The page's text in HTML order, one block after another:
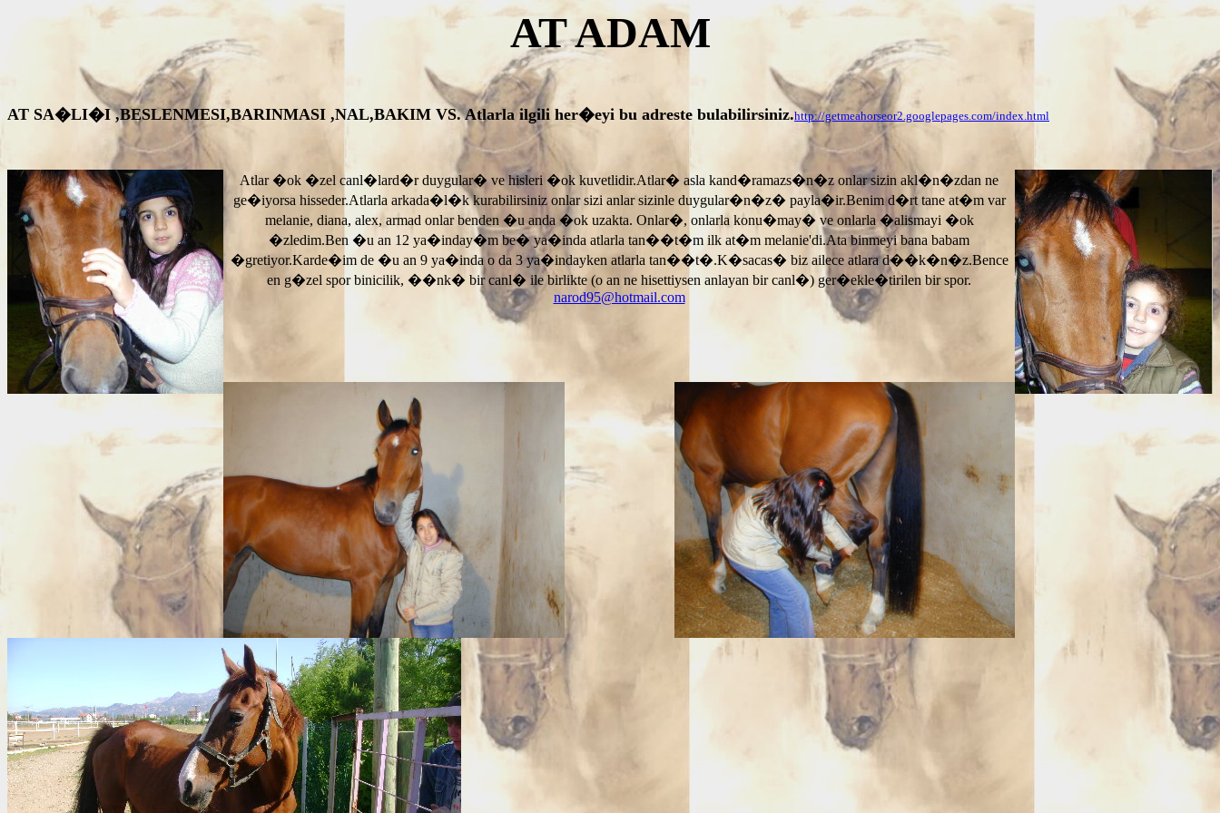
AT ADAM
AT SA�LI�I ,BESLENMESI,BARINMASI ,NAL,BAKIM VS. Atlarla ilgili her�eyi bu adreste bulabilirsiniz.http://getmeahorseor2.googlepages.com/index.html
Atlar �ok �zel canl�lard�r duygular� ve hisleri �ok kuvetlidir.Atlar� asla kand�ramazs�n�z onlar sizin akl�n�zdan ne
ge�iyorsa hisseder.Atlarla arkada�l�k kurabilirsiniz onlar sizi anlar sizinle duygular�n�z� payla�ir.Benim d�rt tane at�m var
melanie, diana, alex, armad onlar benden �u anda �ok uzakta. Onlar�, onlarla konu�may� ve onlarla �alismayi �ok
�zledim.Ben �u an 12 ya�inday�m be� ya�inda atlarla tan��t�m ilk at�m melanie'di.Ata binmeyi bana babam
�gretiyor.Karde�im de �u an 9 ya�inda o da 3 ya�indayken atlarla tan��t�.K�sacas� biz ailece atlara d��k�n�z.Bence
en g�zel spor binicilik, ��nk� bir canl� ile birlikte (o an ne hisettiysen anlayan bir canl�) ger�ekle�tirilen bir spor.
narod95@hotmail.com